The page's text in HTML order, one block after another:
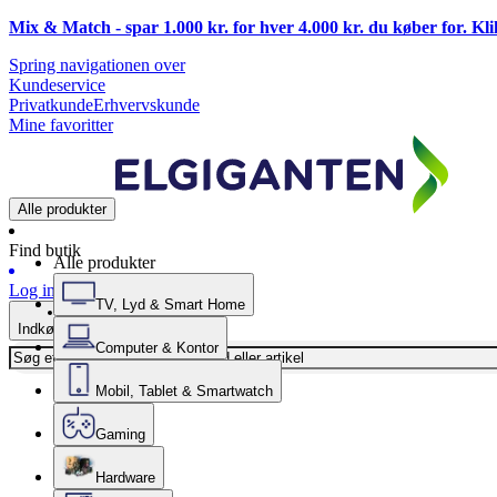
Mix & Match - spar 1.000 kr. for hver 4.000 kr. du køber for.
Spring navigationen over
Kundeservice
PrivatkundeErhvervskunde
Mine favoritter
Alle produkter
Find butik
Log ind
Indkøbskurv
Alle produkter
TV, Lyd & Smart Home
Computer & Kontor
Mobil, Tablet & Smartwatch
Gaming
Hardware